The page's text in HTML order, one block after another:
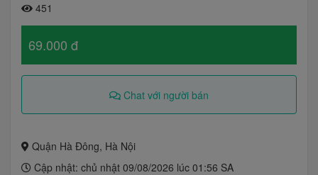
451
69.000 đ
Chat với người bán
Quận Hà Đông, Hà Nội
Cập nhật: chủ nhật 09/08/2026 lúc 01:56 SA